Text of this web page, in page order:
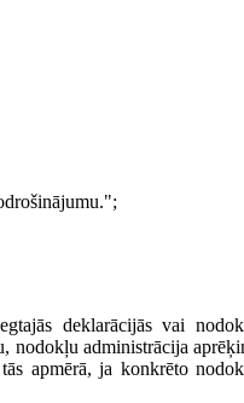
deklarācijās vai
nodokļu administrācija
apmērā, ja konkrēto